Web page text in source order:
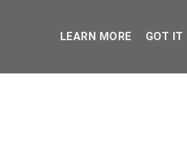
LEARN MORE GOT IT